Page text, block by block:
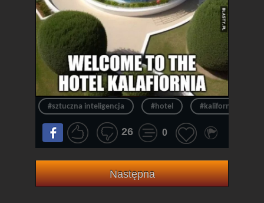
#sztuczna inteligencja #hotel #kalifornia
26 0
Następna